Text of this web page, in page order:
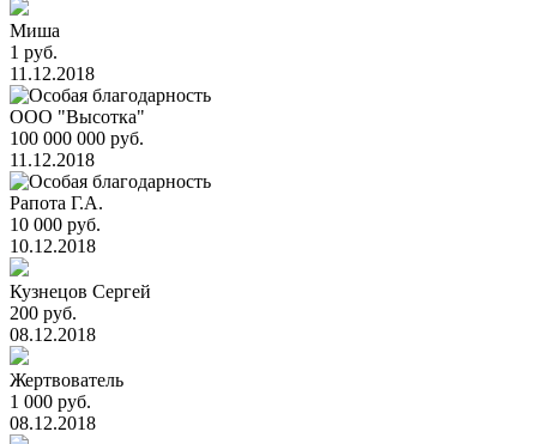
Миша
1 руб.
11.12.2018
ООО "Высотка"
100 000 000 руб.
11.12.2018
Рапота Г.А.
10 000 руб.
10.12.2018
Кузнецов Сергей
200 руб.
08.12.2018
Жертвователь
1 000 руб.
08.12.2018